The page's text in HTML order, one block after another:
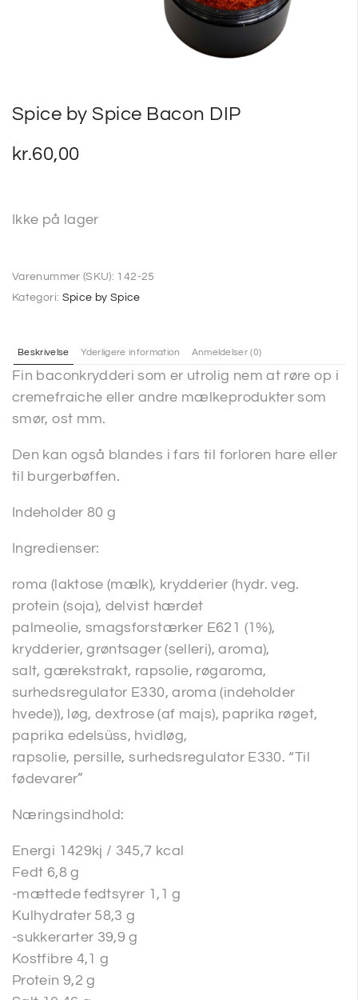
Spice by Spice Bacon DIP
kr.60,00
Ikke på lager
Varenummer (SKU): 142-25
Kategori: Spice by Spice
Beskrivelse Yderligere information Anmeldelser (0)
Fin baconkrydderi som er utrolig nem at røre op i
cremefraiche eller andre mælkeprodukter som
smør, ost mm.
Den kan også blandes i fars til forloren hare eller
til burgerbøffen.
Indeholder 80 g
Ingredienser:
roma (laktose (mælk), krydderier (hydr. veg.
protein (soja), delvist hærdet
palmeolie, smagsforstærker E621 (1%),
krydderier, grøntsager (selleri), aroma),
salt, gærekstrakt, rapsolie, røgaroma,
surhedsregulator E330, aroma (indeholder
hvede)), løg, dextrose (af majs), paprika røget,
paprika edelsüss, hvidløg,
rapsolie, persille, surhedsregulator E330. “Til
fødevarer”
Næringsindhold:
Energi 1429kj / 345,7 kcal
Fedt 6,8 g
-mættede fedtsyrer 1,1 g
Kulhydrater 58,3 g
-sukkerarter 39,9 g
Kostfibre 4,1 g
Protein 9,2 g